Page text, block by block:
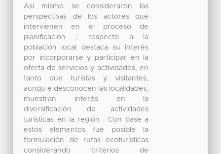
Así mismo se consideraron las
perspectivas de los actores que
intervienen en el proceso de
planificación ; respecto a la
población local destaca su interés
por incorporarse y participar en la
oferta de servicios y actividades, en
tanto que turistas y visitantes,
aunqu e desconocen las localidades,
muestran interés en la
diversificación de actividades
turísticas en la región . Con base a
estos elementos fue posible la
formulación de rutas ecoturísticas
considerando criterios de